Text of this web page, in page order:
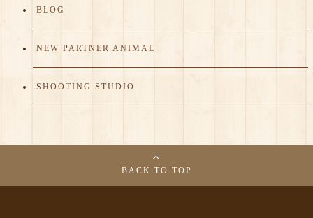
BLOG
NEW PARTNER ANIMAL
SHOOTING STUDIO
BACK TO TOP